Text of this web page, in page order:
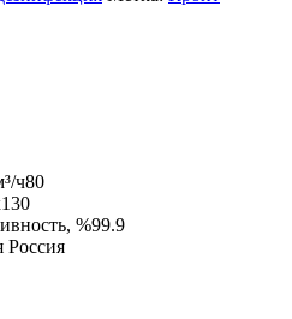
ч80
%99.9
Россия